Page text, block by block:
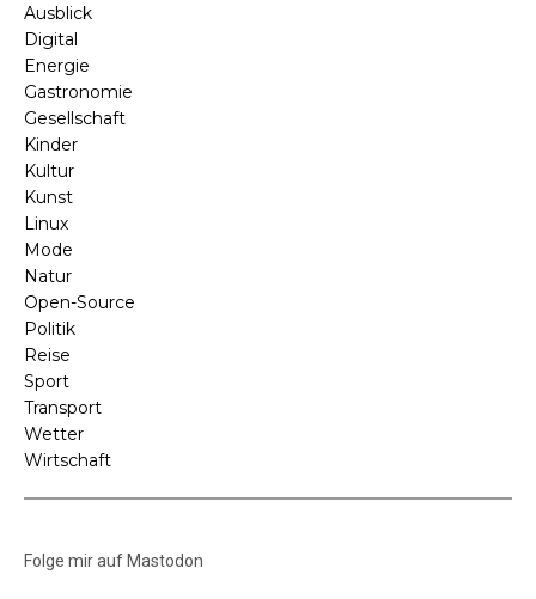
Ausblick
Digital
Energie
Gastronomie
Gesellschaft
Kinder
Kultur
Kunst
Linux
Mode
Natur
Open-Source
Politik
Reise
Sport
Transport
Wetter
Wirtschaft
Folge mir auf Mastodon